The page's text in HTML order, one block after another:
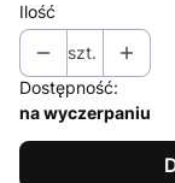
Ilość
szt.
Dostępność:
na wyczerpaniu